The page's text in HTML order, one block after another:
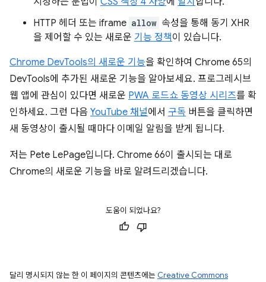
HTTP 헤더 또는 iframe allow 속성을 통해 동기 XHR
을 제어할 수 있는 새로운 기능 정책 이 있습니다.
Chrome DevTools의 새로운 기능을 확인하여 Chrome 65의
DevTools에 추가된 새로운 기능을 알아보세요. 프로그레시브
웹 앱에 관심이 있다면 새로운 PWA 로드쇼 동영상 시리즈를 확
인하세요. 그런 다음 YouTube 채널에서 구독 버튼을 클릭하면
새 동영상이 출시될 때마다 이메일 알림을 받게 됩니다.
저는 Pete LePage입니다. Chrome 66이 출시되는 대로
Chrome의 새로운 기능을 바로 알려드리겠습니다.
도움이 되었나요?
달리 명시되지 않는 한 이 페이지의 콘텐츠에는 Creative Commons